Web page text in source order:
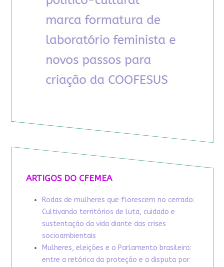
ARTIGOS DO CFEMEA
Rodas de mulheres que florescem no cerrado:
Cultivando territórios de luta, cuidado e
sustentação da vida diante das crises
socioambientais
Mulheres, eleições e o Parlamento brasileiro:
entre a retórica da proteção e a disputa por